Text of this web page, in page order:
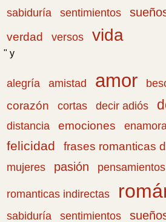
sabiduría sentimientos
verdad
versos vida
" y
alegría amistad amor
corazón
cortas decir adiós
distancia emociones
felicidad frases romanticas
mujeres
pasión pensamientos
romanticas indirectas
sabiduría sentimientos